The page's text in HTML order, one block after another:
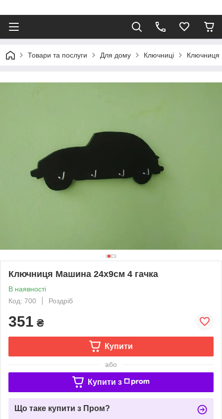
Товари та послуги Для дому Ключниці Ключниця
Ключниця Машина 24х9см 4 гачка
В наявності
Код: 700
Роздріб
351 ₴
Купити
або
Купити з
Що таке купити з Пром?